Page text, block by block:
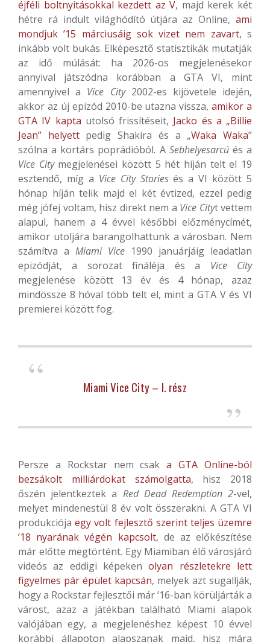
éjféli boltnyitásokkal kezdett az V, majd kerek két
hétre rá indult világhódító útjára az Online, ami
mondjuk ’15 márciusáig sok vizet nem zavart, s
inkább volt bukás. Elképesztő statisztikák mutatják
az idő múlását: ha 2026-os megjelenésekor
annyival játszódna korábban a GTA VI, mint
amennyivel a Vice City2002-es kijövetele idején,
akkor az új epizód 2010-be utazna vissza,amikor a
GTA IV kapta utolsó frissítéseit, Jacko és a „Billie
Jean” helyettpedig Shakira és a „Waka Waka”
szólna a kortárs poprádióból. A Sebhelyesarcúés a
Vice Citymegjelenései között 5 hét híján telt el 19
esztendő, míg a Vice City Storiesés a VI között 5
hónap híján telik majd el két évtized, ezzel pedig
még jófej voltam, hisz direkt nem a Vice Cityt vettem
alapul, hanem a 4 évvel későbbi előzménycímét,
amikor utoljára barangolhattunk a városban. Nem
számítva a Miami Vice 1990 januárjáig leadatlan
epizódját, a sorozat fináléja és a Vice City
megjelenése között 13 év és 4 hónap, azaz
mindössze 8 hóval több telt el, mint a GTA V és VI
premierei között fog.
Miami Vice City – I. rész
Persze a Rockstar nem csaka GTA Online-ból
bezsákolt milliárdokat számolgatta, hisz 2018
őszén jelentkeztek a Red Dead Redemption 2-vel,
melyet mindenestül 8 év volt összerakni. A GTA VI
produkciójaegy volt fejlesztő szerint teljes üzemre
’18 nyarának végén kapcsolt, de az előkészítése
már előtte megtörtént. Egy Miamiban élő városjáró
videós az eddigi képekenolyan részletekre lett
figyelmes pár épület kapcsán, melyek azt sugallják,
hogy a Rockstar fejlesztői már ’16-ban körüljárták a
várost, azaz a játékban található Miami alapok
valójában egy, a megjelenéshez képest 10 évvel
korábbi állapoton alapszanak majd, hisz mára